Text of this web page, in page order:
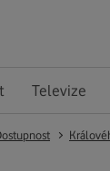
Televize